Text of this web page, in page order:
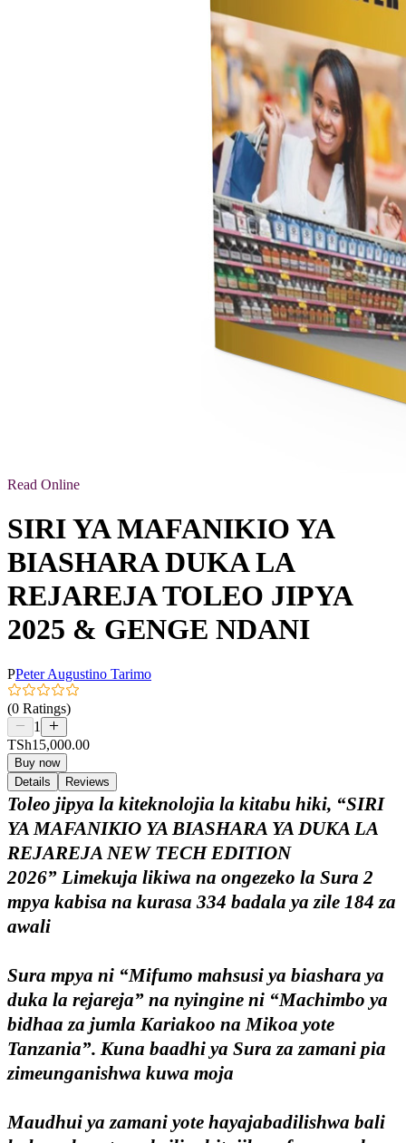
Read Online
SIRI YA MAFANIKIO YA
BIASHARA DUKA LA
REJAREJA TOLEO JIPYA
2025 & GENGE NDANI
PPeter Augustino Tarimo
(0 Ratings)
1
TSh15,000.00
Buy now
Details
Reviews
Toleo jipya la kiteknolojia la kitabu hiki, “SIRI
YA MAFANIKIO YA BIASHARA YA DUKA LA
REJAREJA NEW TECH EDITION
2026” Limekuja likiwa na ongezeko la Sura 2
mpya kabisa na kurasa 334 badala ya zile 184 za
awali
Sura mpya ni “Mifumo mahsusi ya biashara ya
duka la rejareja” na nyingine ni “Machimbo ya
bidhaa za jumla Kariakoo na Mikoa yote
Tanzania”. Kuna baadhi ya Sura za zamani pia
zimeunganishwa kuwa moja
Maudhui ya zamani yote hayajabadilishwa bali